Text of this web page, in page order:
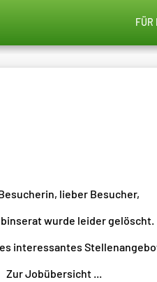
FÜR
lieber Besucher,
wurde leider gelöscht.
interessantes
Zur Jobübersicht ...